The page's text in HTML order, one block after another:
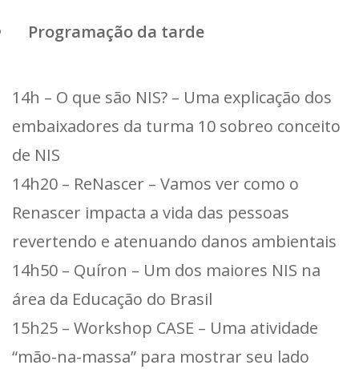
Programação da tarde
14h – O que são NIS? – Uma explicação dos
embaixadores da turma 10 sobreo conceito
de NIS
14h20 – ReNascer – Vamos ver como o
Renascer impacta a vida das pessoas
revertendo e atenuando danos ambientais
14h50 – Quíron – Um dos maiores NIS na
área da Educação do Brasil
15h25 – Workshop CASE – Uma atividade
“mão-na-massa” para mostrar seu lado